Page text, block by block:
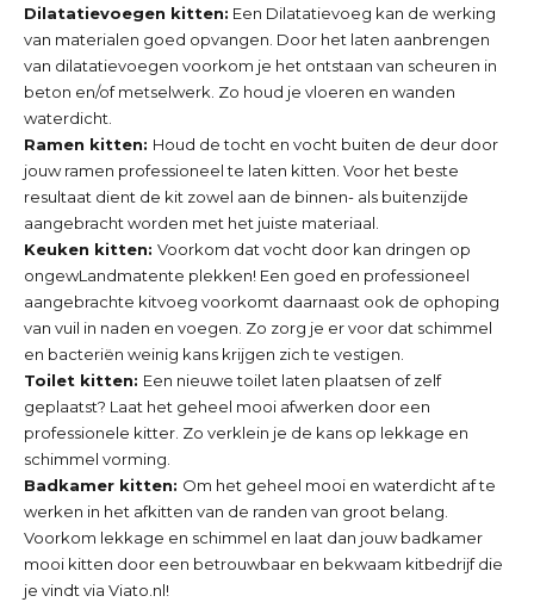
Dilatatievoegen kitten: Een Dilatatievoeg kan de werking
van materialen goed opvangen. Door het laten aanbrengen
van dilatatievoegen voorkom je het ontstaan van scheuren in
beton en/of metselwerk. Zo houd je vloeren en wanden
waterdicht.
Ramen kitten: Houd de tocht en vocht buiten de deur door
jouw ramen professioneel te laten kitten. Voor het beste
resultaat dient de kit zowel aan de binnen- als buitenzijde
aangebracht worden met het juiste materiaal.
Keuken kitten: Voorkom dat vocht door kan dringen op
ongewLandmatente plekken! Een goed en professioneel
aangebrachte kitvoeg voorkomt daarnaast ook de ophoping
van vuil in naden en voegen. Zo zorg je er voor dat schimmel
en bacteriën weinig kans krijgen zich te vestigen.
Toilet kitten: Een nieuwe toilet laten plaatsen of zelf
geplaatst? Laat het geheel mooi afwerken door een
professionele kitter. Zo verklein je de kans op lekkage en
schimmel vorming.
Badkamer kitten: Om het geheel mooi en waterdicht af te
werken in het afkitten van de randen van groot belang.
Voorkom lekkage en schimmel en laat dan jouw badkamer
mooi kitten door een betrouwbaar en bekwaam kitbedrijf die
je vindt via Viato.nl!